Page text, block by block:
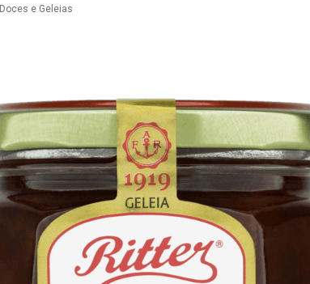
Doces e Geleias
6º pão
7 º macarrão
8º iogurte
9º ovo
10 º arroz